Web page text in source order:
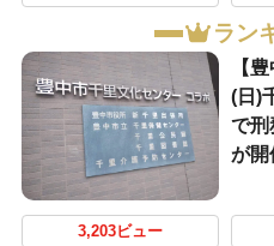
ラン
【
(日)
で刑
が開
3,203ビュー